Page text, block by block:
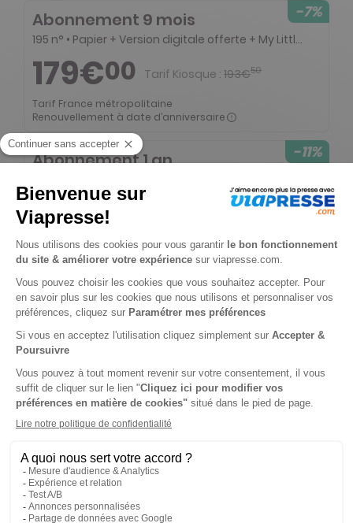
-7%
Abonnement 9 mois
195 n° • Papier + Version digitale offerte + My Little Weekly (version papier uniquement)
179€00 Tarif Kiosque : 193€50
Tarif France métropolitaine
Renouvellement à date d’anniversaire
-11%
Abonnement 1 an
229€ 00 00
Tarif France métropolitaine
Renouvellement à date d’anniversaire
-50%
Abonnement Durée libre
0€ 44
Prix par n° pendant 6 mois, puis 0,85 € par n°
Tarif France métropolitaine
Papier + Version digitale offerte
0€35